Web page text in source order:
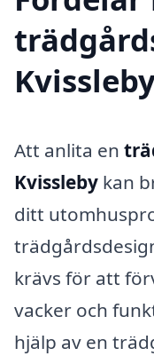
Att anlita en
Kvissleby kan
ditt
krävs för att
vacker och
hjälp av en